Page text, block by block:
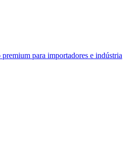
para importadores e indústria